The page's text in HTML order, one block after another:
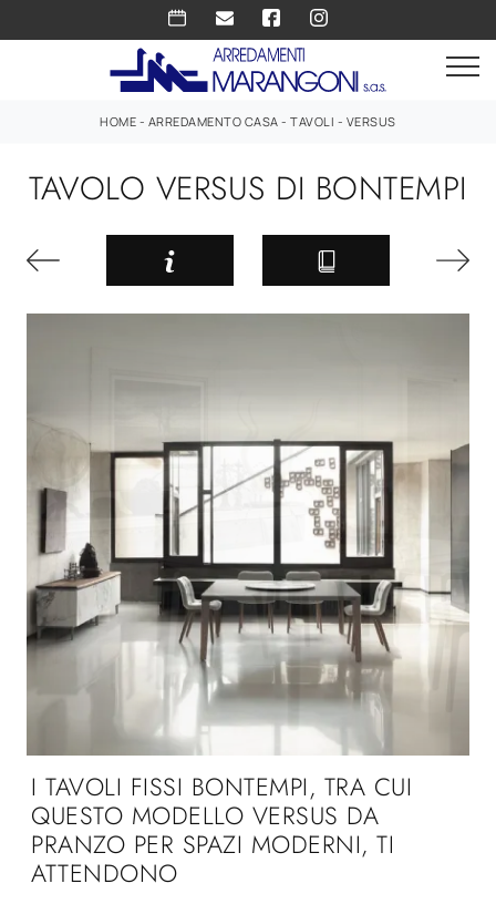
HOME - ARREDAMENTO CASA -TAVOLI - VERSUS
TAVOLO VERSUS DI BONTEMPI
I TAVOLI FISSI BONTEMPI, TRA CUI
QUESTO MODELLO VERSUS DA
PRANZO PER SPAZI MODERNI, TI
ATTENDONO